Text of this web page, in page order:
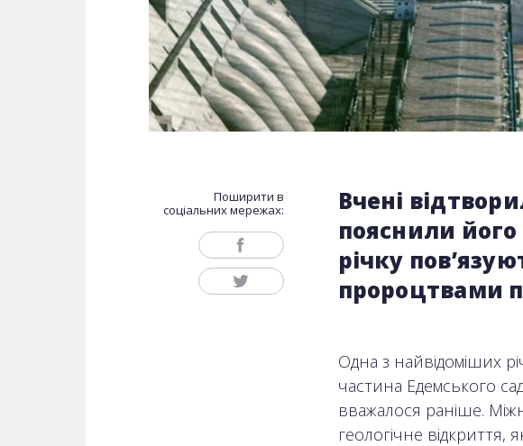
Поширити в
соціальних мережах:
Вчені
пояснили
річку
пророцтвами
Одна з найвідоміших
частина Едемського
вважалося раніше.
геологічне